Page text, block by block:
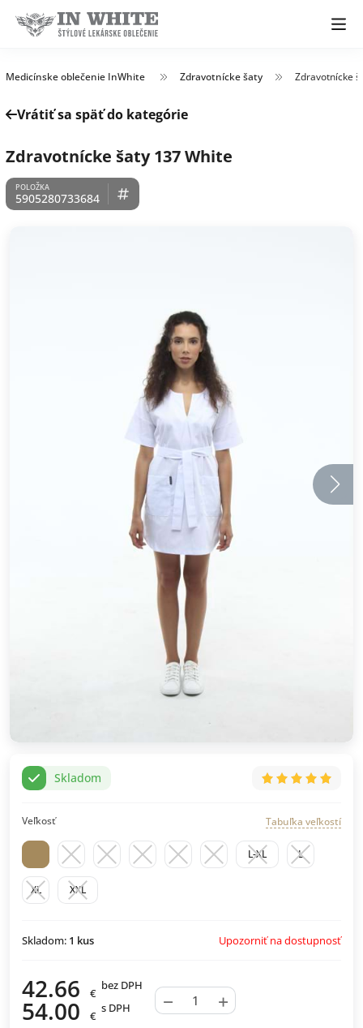
Medicínske oblečenie InWhite Zdravotnícke šaty Zdravotnícke
Vrátiť sa späť do kategórie
Zdravotnícke šaty 137 White
5905280733684
Skladom
Veľkosť Tabuľka veľkostí
L-XL L
XL XXL
Skladom: 1 kus Upozorniť na dostupnosť
42.66 €
bez DPH
54.00 €
s DPH − +